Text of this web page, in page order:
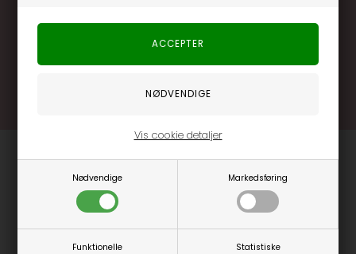
Nødvendige Markedsføring
Funktionelle Statistiske
Vis cookie detaljer
.... og mange flere fordele
Læs mere og bliv medlem